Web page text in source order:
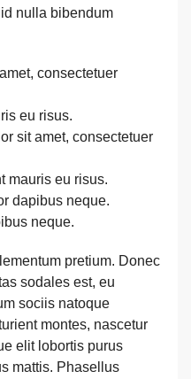
nulla bibendum
consectetuer
eu risus.
sit amet, consectetuer
mauris eu risus.
dapibus neque.
neque.
pretium. Donec
sodales est, eu
sociis natoque
montes, nascetur
elit lobortis purus
mattis. Phasellus